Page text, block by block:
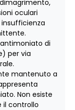
oculari
di
per via
mantenuto a
Non esiste
il controllo